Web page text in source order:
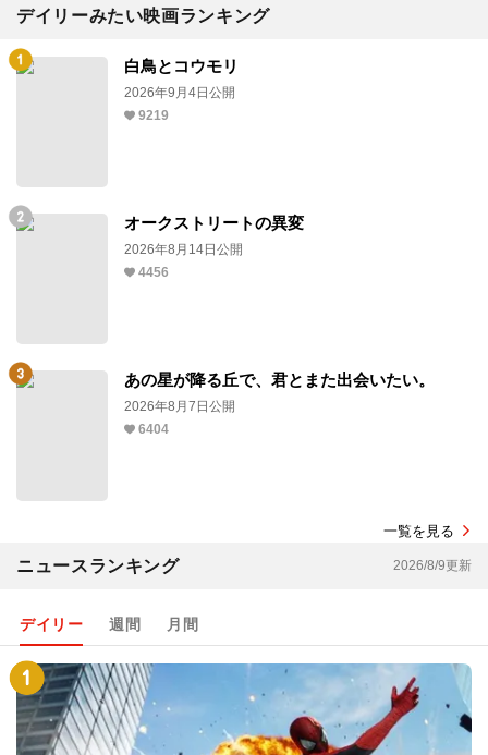
デイリーみたい映画ランキング
白鳥とコウモリ
2026年9月4日公開
9219
オークストリートの異変
2026年8月14日公開
4456
あの星が降る丘で、君とまた出会いたい。
2026年8月7日公開
6404
一覧を見る
ニュースランキング 2026/8/9更新
デイリー 週間 月間